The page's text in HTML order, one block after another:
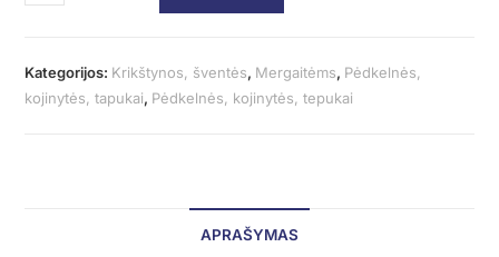
Kategorijos: Krikštynos, šventės, Mergaitėms, Pėdkelnės,
kojinytės, tapukai, Pėdkelnės, kojinytės, tepukai
APRAŠYMAS